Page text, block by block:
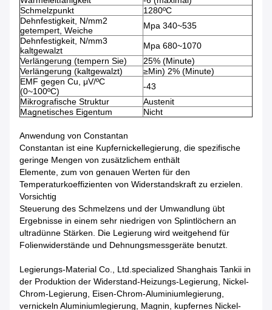
Schmelzpunkt
1280ºC
Dehnfestigkeit, N/mm2
getempert, Weiche
Mpa 340~535
Dehnfestigkeit, N/mm3
kaltgewalzt
Mpa 680~1070
Verlängerung (tempern Sie)
25% (Minute)
Verlängerung (kaltgewalzt)
≥Min) 2% (Minute)
EMF gegen Cu, μV/ºC
(0~100ºC)
-43
Mikrografische Struktur
Austenit
Magnetisches Eigentum
Nicht
Anwendung von Constantan
Constantan ist eine Kupfernickellegierung, die spezifische
geringe Mengen von zusätzlichem enthält
Elemente, zum von genauen Werten für den
Temperaturkoeffizienten von Widerstandskraft zu erzielen.
Vorsichtig
Steuerung des Schmelzens und der Umwandlung übt
Ergebnisse in einem sehr niedrigen von Splintlöchern an
ultradünne Stärken. Die Legierung wird weitgehend für
Folienwiderstände und Dehnungsmessgeräte benutzt.
Legierungs-Material Co., Ltd.specialized Shanghais Tankii in
der Produktion der Widerstand-Heizungs-Legierung, Nickel-
Chrom-Legierung, Eisen-Chrom-Aluminiumlegierung,
vernickeln Aluminiumlegierung, Magnin, kupfernes Nickel-